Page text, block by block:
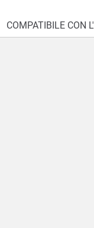
COMPATIBILE CON